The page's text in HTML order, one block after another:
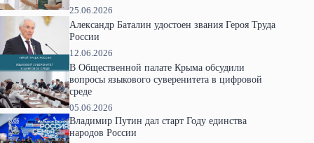
25.06.2026
Александр Баталин удостоен звания Героя Труда
России
12.06.2026
В Общественной палате Крыма обсудили
вопросы языкового суверенитета в цифровой
среде
05.06.2026
Владимир Путин дал старт Году единства
народов России